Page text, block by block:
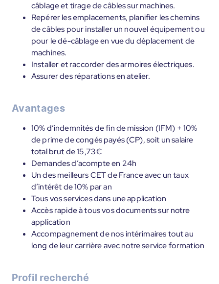
câblage et tirage de câbles sur machines.
Repérer les emplacements, planifier les chemins
de câbles pour installer un nouvel équipement ou
pour le dé-câblage en vue du déplacement de
machines.
Installer et raccorder des armoires électriques.
Assurer des réparations en atelier.
Avantages
10% d’indemnités de fin de mission (IFM) + 10%
de prime de congés payés (CP), soit un salaire
total brut de 15,73€
Demandes d’acompte en 24h
Un des meilleurs CET de France avec un taux
d’intérêt de 10% par an
Tous vos services dans une application
Accès rapide à tous vos documents sur notre
application
Accompagnement de nos intérimaires tout au
long de leur carrière avec notre service formation
Profil recherché